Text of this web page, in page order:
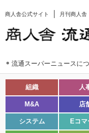
商人舎公式サイト 月刊商人舎
流通スーパーニュースに
組織 人
M&A 店
システム Eコマ